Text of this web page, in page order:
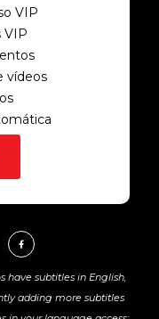
VIP
VIP
vídeos
have subtitles in English,
adding more subtitles